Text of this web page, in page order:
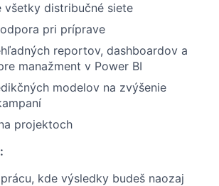
všetky distribučné siete
pri príprave
reportov, dashboardov a
manažment v Power BI
modelov na zvýšenie
projektoch
kde výsledky budeš naozaj